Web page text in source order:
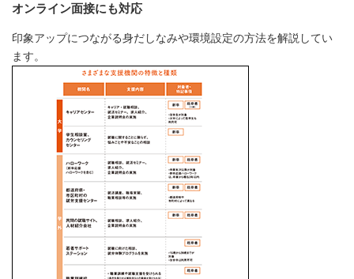
オンライン面接にも対応
印象アップにつながる身だしなみや環境設定の方法を解説してい
ます。